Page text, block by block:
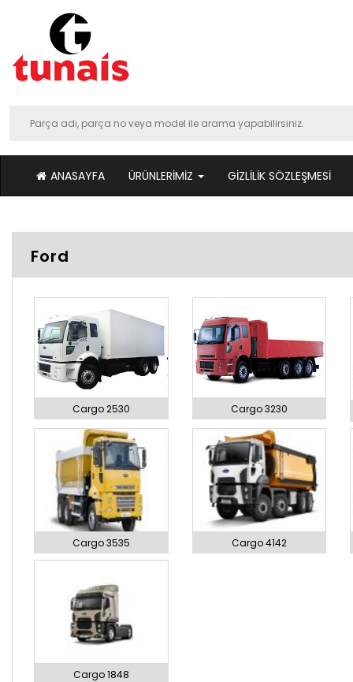
ANASAYFA ÜRÜNLERIMIZ GIZLILIK SÖZLEŞMESI
Ford
Cargo 2530 Cargo 3230
Cargo 3535 Cargo 4142
Cargo 1848